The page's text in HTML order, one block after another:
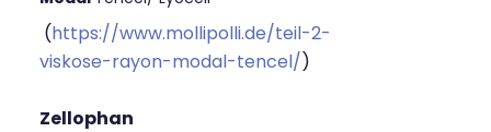
(https://www.mollipolli.de/teil-2-
viskose-rayon-modal-tencel/)
Zellophan